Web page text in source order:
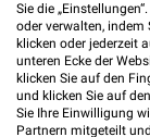
Sie die
oder verwalten, indem
klicken oder jederzeit
unteren Ecke der
klicken Sie auf den
und klicken Sie auf
Sie Ihre Einwilligung
Partnern mitgeteilt